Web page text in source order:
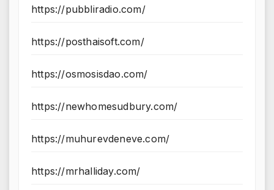
https://pubbliradio.com/
https://posthaisoft.com/
https://osmosisdao.com/
https://newhomesudbury.com/
https://muhurevdeneve.com/
https://mrhalliday.com/